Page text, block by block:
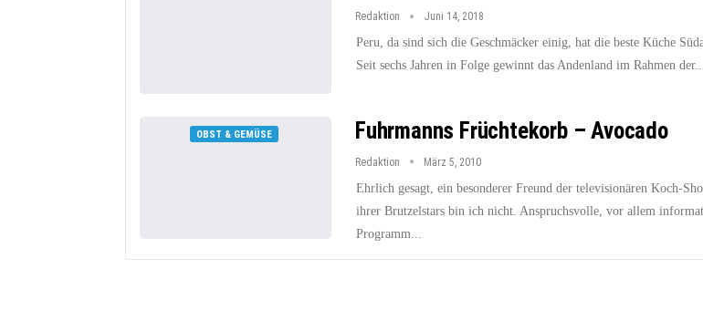
Redaktion Juni 14, 2018
Peru, da sind sich die Geschmäcker einig, hat die beste Küche
Seit sechs Jahren in Folge gewinnt das Andenland im Rahmen
OBST & GEMÜSE Fuhrmanns Früchtekorb – Avocado
Redaktion März 5, 2010
Ehrlich gesagt, ein besonderer Freund der televisionären Koch-
ihrer Brutzelstars bin ich nicht. Anspruchsvolle, vor allem
Programm...